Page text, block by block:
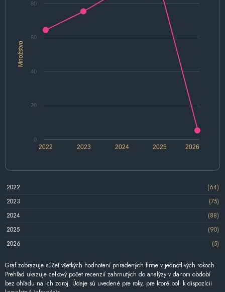
Množstvo
2022 2024 2026
2023 2025
0
20
40
60
80
2022
(64)
2023
(75)
2024
(88)
2025
(90)
2026
(5)
Graf zobrazuje súčet všetkých hodnotení priradených firme v jednotlivých rokoch.
Prehľad ukazuje celkový počet recenzií zahrnutých do analýzy v danom období
bez ohľadu na ich zdroj. Údaje sú uvedené pre roky, pre ktoré boli k dispozícii